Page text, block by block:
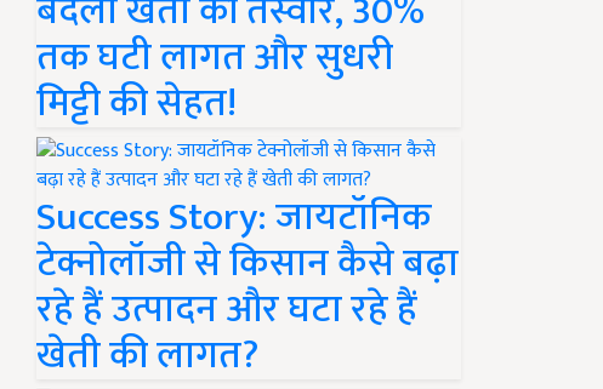
तक घटी लागत और सुधरी
मिट्टी की सेहत!
Success Story: जायटॉनिक
टेक्नोलॉजी से किसान कैसे बढ़ा
रहे हैं उत्पादन और घटा रहे हैं
खेती की लागत?